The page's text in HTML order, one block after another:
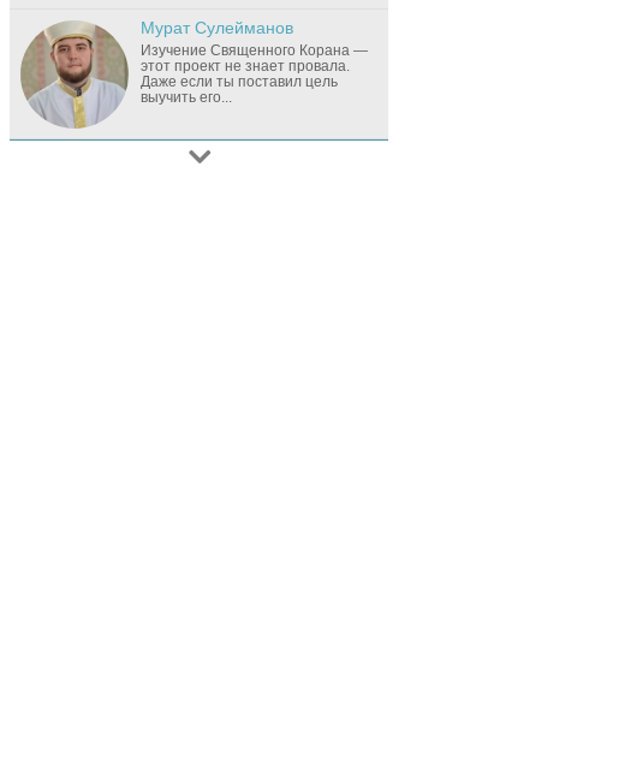
Мурат Сулейманов
Изучение Священного Корана —
этот проект не знает провала.
Даже если ты поставил цель
выучить его...